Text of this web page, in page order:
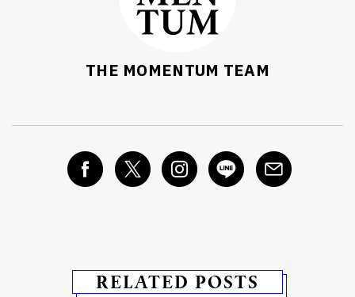
THE MOMENTUM TEAM
RELATED POSTS